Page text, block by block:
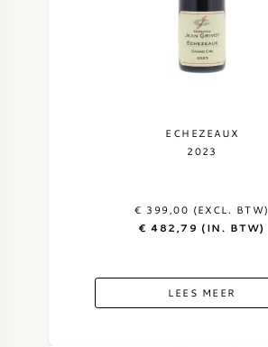
ECHEZEAUX
2023
€ 399,00 (EXCL. BTW)
€ 482,79 (IN. BTW)
LEES MEER